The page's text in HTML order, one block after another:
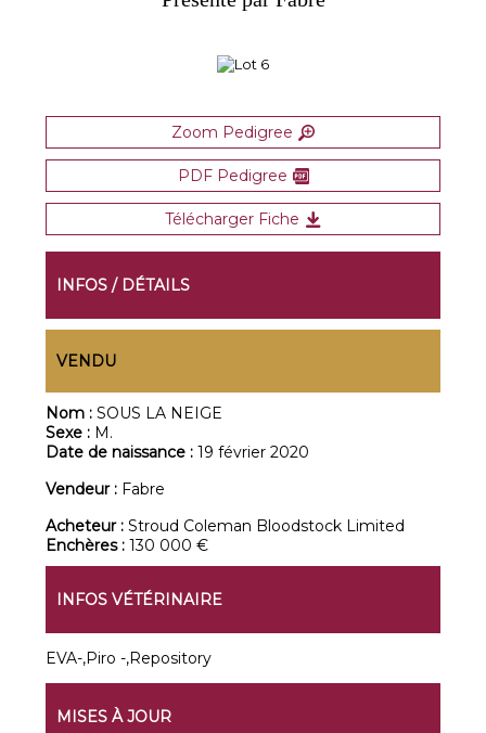
Zoom Pedigree
PDF Pedigree
Télécharger Fiche
INFOS / DÉTAILS
VENDU
Nom :SOUS LA NEIGE
Sexe : M.
Date de naissance :19 février 2020
Vendeur : Fabre
Acheteur :Stroud Coleman Bloodstock Limited
Enchères :130 000 €
INFOS VÉTÉRINAIRE
EVA-,Piro -,Repository
MISES À JOUR